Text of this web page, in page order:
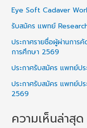
Eye Soft Cadaver
รับสมัคร แพทย์
ประกาศรายชื่อผู้ผ่านการ
การศึกษา 2569
ประกาศรับสมัคร แพทย์ป
ประกาศรับสมัคร แพทย์ป
2569
ความเห็นล่าสุด